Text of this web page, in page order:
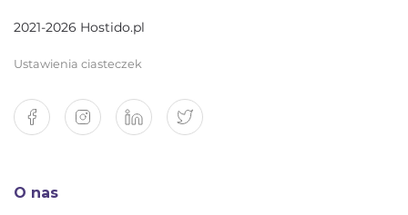
2021-2026 Hostido.pl
Ustawienia ciasteczek
O nas